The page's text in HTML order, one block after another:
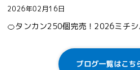
2026年02月16日
🍊タンカン250個完売！2026ミチ
ブログ一覧はこち